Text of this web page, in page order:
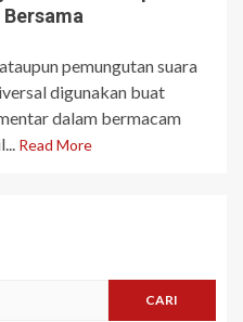
pemungutan suara
digunakan buat
dalam bermacam
Read More
CARI